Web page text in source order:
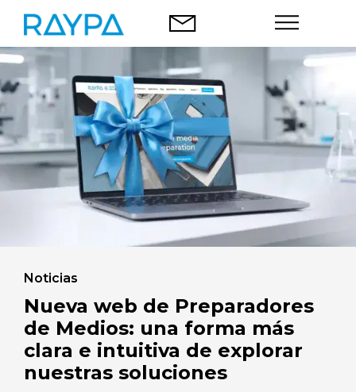
contenido
Autoclaves
Análisis alimentario
Empresa
Contacto
Español
Noticias
Nueva web de Preparadores
de Medios: una forma más
clara e intuitiva de explorar
nuestras soluciones